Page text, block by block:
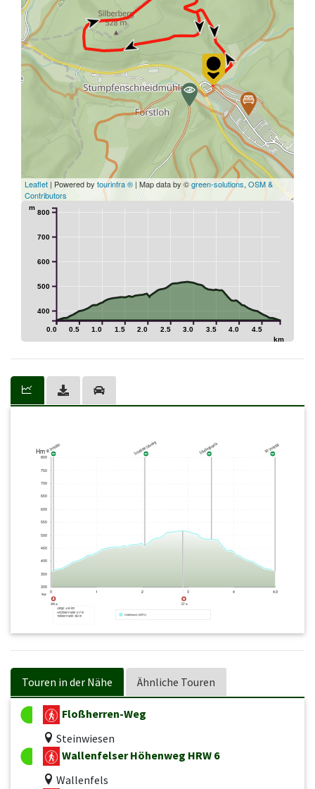
Leaflet | Powered by tourinfra ® | Map data by ©green-solutions, OSM &
Contributors
0.0 0.5 1.0 1.5 2.0 2.5 3.0 3.5 4.0 4.5
km
400
500
600
700
800
m
Touren in der Nähe Ähnliche Touren
Floßherren-Weg
Steinwiesen
Wallenfelser Höhenweg HRW 6
Wallenfels